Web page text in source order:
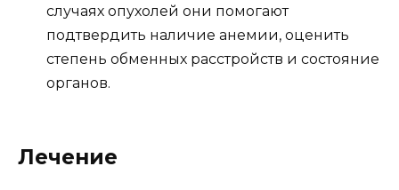
случаях опухолей они помогают
подтвердить наличие анемии, оценить
степень обменных расстройств и состояние
органов.
Лечение